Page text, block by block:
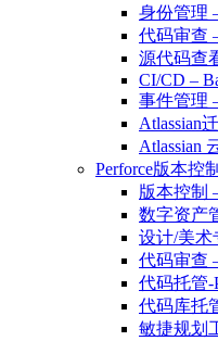
身份管理
代码审查
源代码查
CI/CD –
事件管理
Atlassian
Atlassian
Perforce版本控
版本控制
数字资产
设计/美术
代码审查
代码托管-
代码库托
敏捷规划